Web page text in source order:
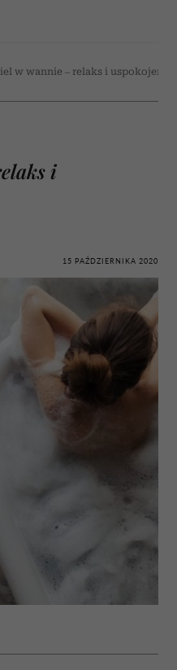
w wannie – relaks i uspokojenie
i
15 PAŹDZIERNIKA 2020